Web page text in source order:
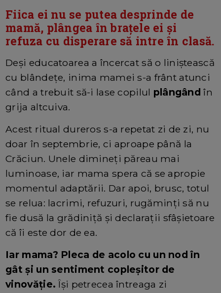
Fiica ei nu se putea desprinde de
mamă, plângea în brațele ei și
refuza cu disperare să intre în clasă.
Deși educatoarea a încercat să o liniștească
cu blândețe, inima mamei s-a frânt atunci
când a trebuit să-i lase copilul plângândîn
grija altcuiva.
Acest ritual dureros s-a repetat zi de zi, nu
doar în septembrie, ci aproape până la
Crăciun. Unele dimineți păreau mai
luminoase, iar mama spera că se apropie
momentul adaptării. Dar apoi, brusc, totul
se relua: lacrimi, refuzuri, rugăminți să nu
fie dusă la grădiniță și declarații sfâșietoare
că îi este dor de ea.
Iar mama? Pleca de acolo cu un nod în
gât și un sentiment copleșitor de
vinovăție. Își petrecea întreaga zi